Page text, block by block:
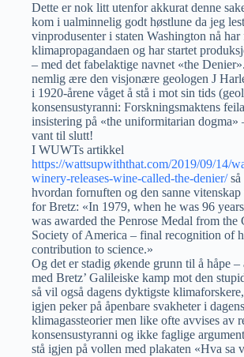
Dette er nok litt utenfor akkurat denne
kom i ualminnelig godt høstlune da jeg
vinprodusenter i staten Washington nå
klimapropagandaen og har startet
– med det fabelaktige navnet «the
nemlig ære den visjonære geologen J
i 1920-årene våget å stå i mot sin tids
konsensustyranni: Forskningsmaktens
insistering på «the uniformitarian dogma»
vant til slutt!
I WUWTs artikkel
https://wattsupwiththat.com/2019/09/14/
winery-releases-wine-called-the-denier/så
hvordan fornuften og den sanne
for Bretz: «In 1979, when he was 96
was awarded the Penrose Medal from the
Society of America – final recognition of
contribution to science.»
Og det er stadig økende grunn til å håpe –
med Bretz’ Galileiske kamp mot den
så vil også dagens dyktigste
igjen peker på åpenbare svakheter i
klimagassteorier men like ofte avvises av
konsensustyranni og ikke faglige
stå igjen på vollen med plakaten «Hva sa